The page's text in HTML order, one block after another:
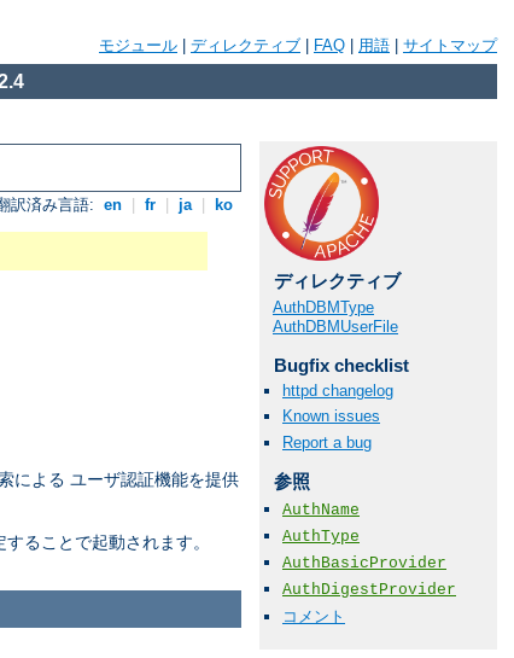
モジュール ディレクティブ FAQ 用語 サイトマップ
訳済み言語: en fr ja ko
による ユーザ認証機能を提供
することで起動されます。
ディレクティブ
AuthDBMType
AuthDBMUserFile
Bugfix checklist
httpd changelog
Known issues
Report a bug
参照
AuthName
AuthType
AuthBasicProvider
AuthDigestProvider
コメント